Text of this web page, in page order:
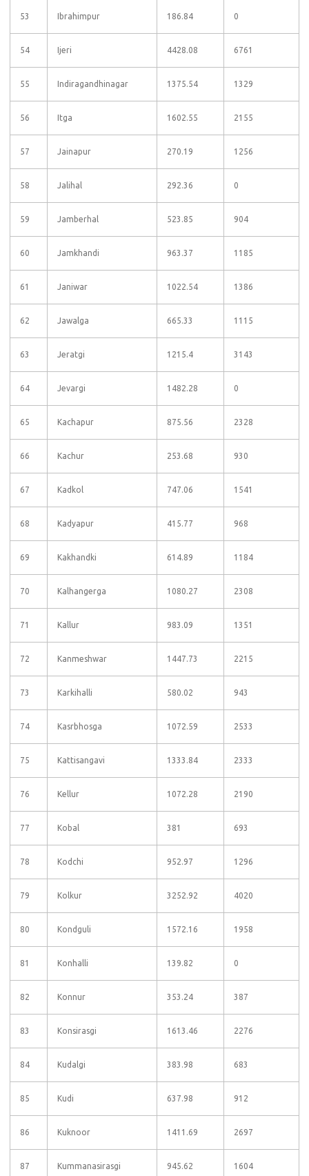
53 Ibrahimpur 186.84 0
54 Ijeri 4428.08 6761
55 Indiragandhinagar 1375.54 1329
56 Itga 1602.55 2155
57 Jainapur 270.19 1256
58 Jalihal 292.36 0
59 Jamberhal 523.85 904
60 Jamkhandi 963.37 1185
61 Janiwar 1022.54 1386
62 Jawalga 665.33 1115
63 Jeratgi 1215.4 3143
64 Jevargi 1482.28 0
65 Kachapur 875.56 2328
66 Kachur 253.68 930
67 Kadkol 747.06 1541
68 Kadyapur 415.77 968
69 Kakhandki 614.89 1184
70 Kalhangerga 1080.27 2308
71 Kallur 983.09 1351
72 Kanmeshwar 1447.73 2215
73 Karkihalli 580.02 943
74 Kasrbhosga 1072.59 2533
75 Kattisangavi 1333.84 2333
76 Kellur 1072.28 2190
77 Kobal 381 693
78 Kodchi 952.97 1296
79 Kolkur 3252.92 4020
80 Kondguli 1572.16 1958
81 Konhalli 139.82 0
82 Konnur 353.24 387
83 Konsirasgi 1613.46 2276
84 Kudalgi 383.98 683
85 Kudi 637.98 912
86 Kuknoor 1411.69 2697
87 Kummanasirasgi 945.62 1604